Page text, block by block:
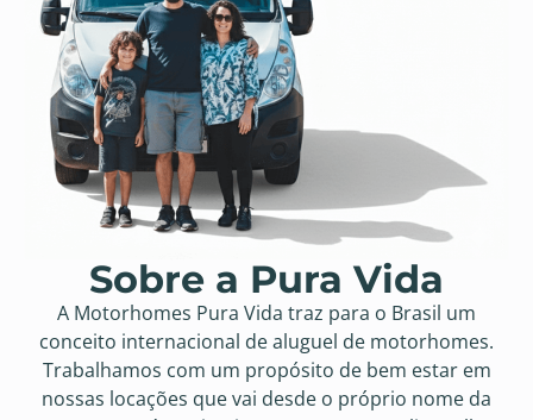
Sobre a Pura Vida
A Motorhomes Pura Vida traz para o Brasil um
conceito internacional de aluguel de motorhomes.
Trabalhamos com um propósito de bem estar em
nossas locações que vai desde o próprio nome da